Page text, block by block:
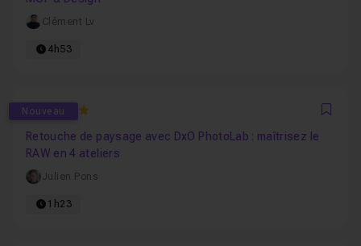
Clément Lv
4h53
Nouveau
5
Retouche de paysage avec DxO PhotoLab : maîtrisez le
RAW en 4 ateliers
Julien Pons
1h23